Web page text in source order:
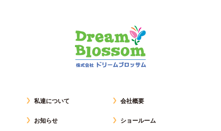
私達について
お知らせ
会社概要
ショールーム